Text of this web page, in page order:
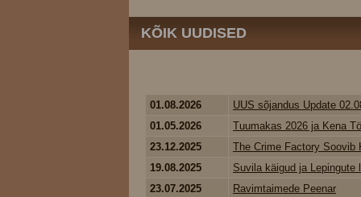
KÕIK UUDISED
01.08.2026
UUS sõjandus Update
01.05.2026
Tuumakas 2026 ja Kena
23.12.2025
The Crime Factory Soovib
19.08.2025
Suvila käigud ja Lepingute
23.07.2025
Ravimtaimede Peenar